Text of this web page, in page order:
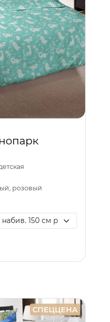
розовый
СПЕЦЦЕНА